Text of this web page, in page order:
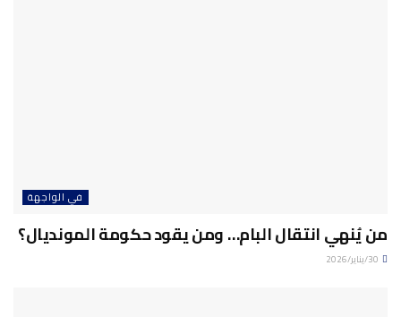
في الواجهة
من يُنهي انتقال البام… ومن يقود حكومة المونديال؟